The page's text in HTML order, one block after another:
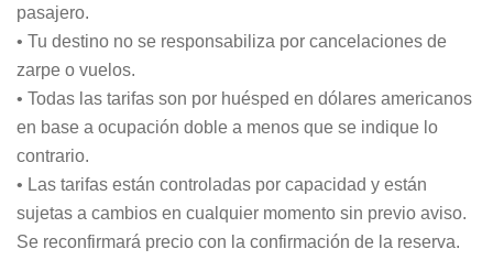
pasajero.
• Tu destino no se responsabiliza por cancelaciones de
zarpe o vuelos.
• Todas las tarifas son por huésped en dólares americanos
en base a ocupación doble a menos que se indique lo
contrario.
• Las tarifas están controladas por capacidad y están
sujetas a cambios en cualquier momento sin previo aviso.
Se reconfirmará precio con la confirmación de la reserva.